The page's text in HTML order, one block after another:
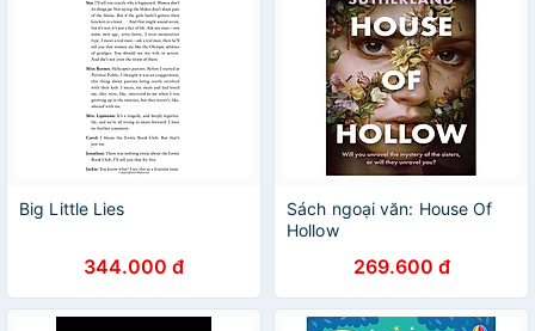
Big Little Lies
344.000 đ
Sách ngoại văn: House Of
Hollow
269.600 đ